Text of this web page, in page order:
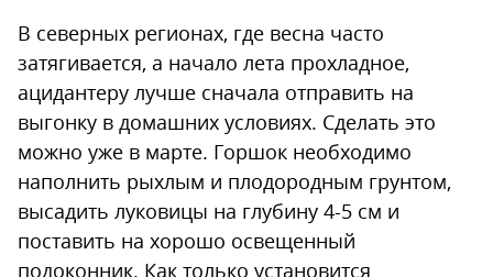
В северных регионах, где весна часто
затягивается, а начало лета прохладное,
ацидантеру лучше сначала отправить на
выгонку в домашних условиях. Сделать это
можно уже в марте. Горшок необходимо
наполнить рыхлым и плодородным грунтом,
высадить луковицы на глубину 4-5 см и
поставить на хорошо освещенный
подоконник. Как только установится